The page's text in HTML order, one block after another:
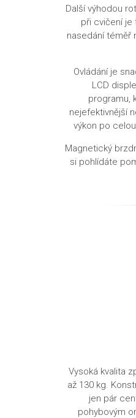
Další výhodou
při cvičení
nasedání téměř
Ovládání je
LCD
programu,
nejefektivnější
výkon po
Magnetický
si pohlídáte
Vysoká kvalita
až 130 kg.
jen pár
pohybovým